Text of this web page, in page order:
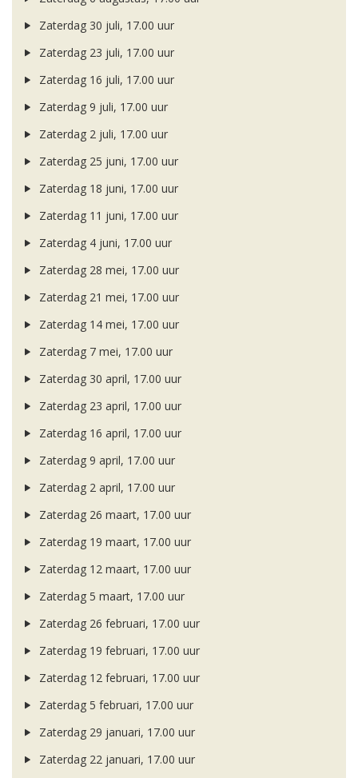
Zaterdag 30 juli, 17.00 uur
Zaterdag 23 juli, 17.00 uur
Zaterdag 16 juli, 17.00 uur
Zaterdag 9 juli, 17.00 uur
Zaterdag 2 juli, 17.00 uur
Zaterdag 25 juni, 17.00 uur
Zaterdag 18 juni, 17.00 uur
Zaterdag 11 juni, 17.00 uur
Zaterdag 4 juni, 17.00 uur
Zaterdag 28 mei, 17.00 uur
Zaterdag 21 mei, 17.00 uur
Zaterdag 14 mei, 17.00 uur
Zaterdag 7 mei, 17.00 uur
Zaterdag 30 april, 17.00 uur
Zaterdag 23 april, 17.00 uur
Zaterdag 16 april, 17.00 uur
Zaterdag 9 april, 17.00 uur
Zaterdag 2 april, 17.00 uur
Zaterdag 26 maart, 17.00 uur
Zaterdag 19 maart, 17.00 uur
Zaterdag 12 maart, 17.00 uur
Zaterdag 5 maart, 17.00 uur
Zaterdag 26 februari, 17.00 uur
Zaterdag 19 februari, 17.00 uur
Zaterdag 12 februari, 17.00 uur
Zaterdag 5 februari, 17.00 uur
Zaterdag 29 januari, 17.00 uur
Zaterdag 22 januari, 17.00 uur